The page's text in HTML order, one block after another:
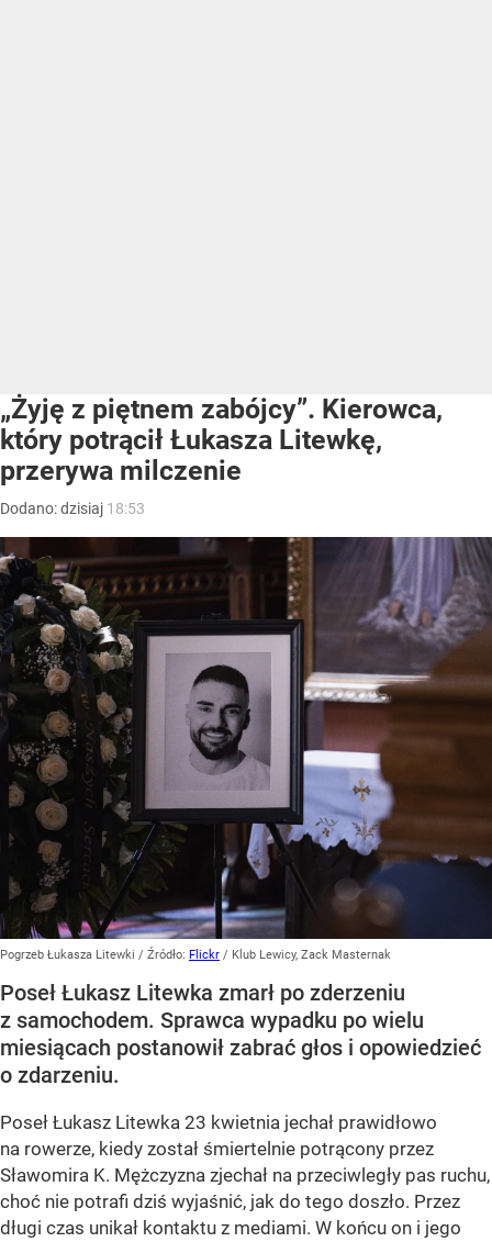
„Żyję z piętnem zabójcy”. Kierowca,
który potrącił Łukasza Litewkę,
przerywa milczenie
Dodano:dzisiaj 18:53
Pogrzeb Łukasza Litewki / Źródło: Flickr / Klub Lewicy, Zack Masternak
Poseł Łukasz Litewka zmarł po zderzeniu
z samochodem. Sprawca wypadku po wielu
miesiącach postanowił zabrać głos i opowiedzieć
o zdarzeniu.
Poseł Łukasz Litewka 23 kwietnia jechał prawidłowo
na rowerze, kiedy został śmiertelnie potrącony przez
Sławomira K. Mężczyzna zjechał na przeciwległy pas ruchu,
choć nie potrafi dziś wyjaśnić, jak do tego doszło. Przez
długi czas unikał kontaktu z mediami. W końcu on i jego